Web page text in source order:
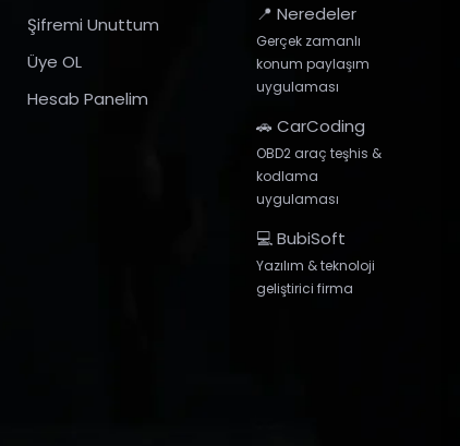
Şifremi Unuttum
Üye OL
Hesab Panelim
📍 Neredeler
Gerçek zamanlı
konum paylaşım
uygulaması
🚗 CarCoding
OBD2 araç teşhis &
kodlama
uygulaması
💻 BubiSoft
Yazılım & teknoloji
geliştirici firma